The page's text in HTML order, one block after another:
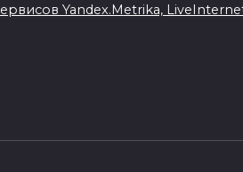
Yandex.Metrika,